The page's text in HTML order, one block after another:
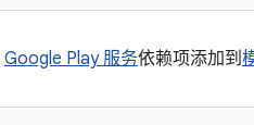
Google Play 服务依赖项添加到